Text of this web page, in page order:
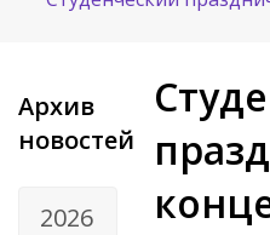
Архив
новостей
2026